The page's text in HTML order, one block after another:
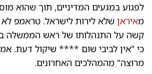
לפגוע במגעים המדיניים, תוך שהוא
מאיראן שלא לירות לישראל. טראמפ
קשה על התנהלותו של ראש הממשלה
כי "אין לביבי שום **** שיקול דעת.
מרוצה" מהמהלכים האחרונים.